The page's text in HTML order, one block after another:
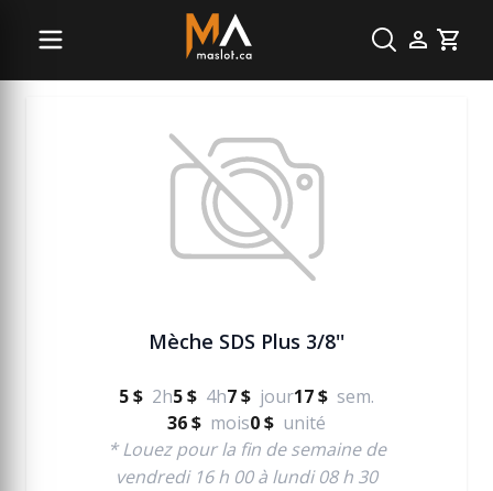
Cart
Béton
Mèche SDS Plus 3/8''
5 $ 2h5 $ 4h7 $ jour17 $ sem.
36 $ mois0 $ unité
* Louez pour la fin de semaine de
vendredi 16 h 00 à lundi 08 h 30